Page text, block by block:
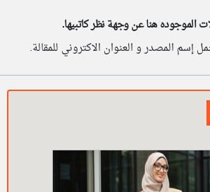
الموجوده هنا عن وجهة نظر كاتبيها.
إسم المصدر و العنوان الاكتروني للمقالة.